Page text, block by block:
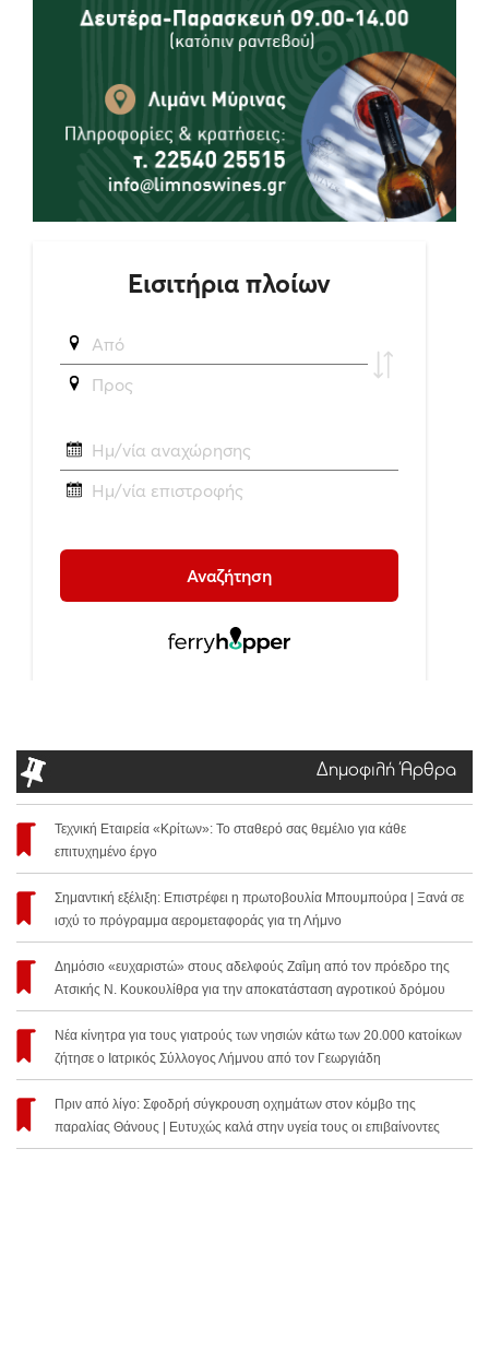
Δημοφιλή Άρθρα
Τεχνική Εταιρεία «Κρίτων»: Το σταθερό σας θεμέλιο για κάθε
επιτυχημένο έργο
Σημαντική εξέλιξη: Επιστρέφει η πρωτοβουλία Μπουμπούρα | Ξανά σε
ισχύ το πρόγραμμα αερομεταφοράς για τη Λήμνο
Δημόσιο «ευχαριστώ» στους αδελφούς Ζαΐμη από τον πρόεδρο της
Ατσικής Ν. Κουκουλίθρα για την αποκατάσταση αγροτικού δρόμου
Νέα κίνητρα για τους γιατρούς των νησιών κάτω των 20.000 κατοίκων
ζήτησε ο Ιατρικός Σύλλογος Λήμνου από τον Γεωργιάδη
Πριν από λίγο: Σφοδρή σύγκρουση οχημάτων στον κόμβο της
παραλίας Θάνους | Ευτυχώς καλά στην υγεία τους οι επιβαίνοντες